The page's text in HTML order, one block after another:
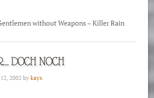
without Weapons – Killer Rain
DOCH NOCH
2002 by kayx